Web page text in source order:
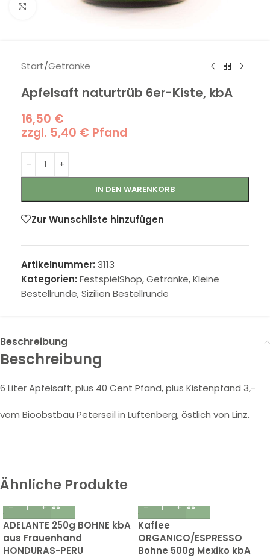
Klick zum Vergrößern
Start/Getränke
Apfelsaft naturtrüb 6er-Kiste, kbA
16,50 €
zzgl. 5,40 € Pfand
IN DEN WARENKORB
Zur Wunschliste hinzufügen
Artikelnummer: 3113
Kategorien: FestspielShop,Getränke,Kleine
Bestellrunde,Sizilien Bestellrunde
Beschreibung
Beschreibung
6 Liter Apfelsaft, plus 40 Cent Pfand, plus Kistenpfand 3,-
vom Bioobstbau Peterseil in Luftenberg, östlich von Linz.
Ähnliche Produkte
ADELANTE 250g BOHNE kbA
aus Frauenhand
HONDURAS-PERU
Kaffee
ORGANICO/ESPRESSO
Bohne 500g Mexiko kbA